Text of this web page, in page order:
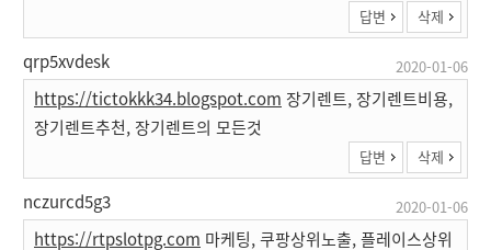
답변 삭제
qrp5xvdesk 2020-01-06
https://tictokkk34.blogspot.com 장기렌트, 장기렌트비용,
장기렌트추천, 장기렌트의 모든것
답변 삭제
nczurcd5g3 2020-01-06
https://rtpslotpg.com 마케팅, 쿠팡상위노출, 플레이스상위